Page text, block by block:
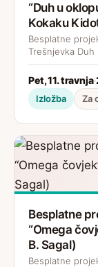
“Duh u
Kokaku
Besplatne
Trešnjevka
Pet, 11. travnja·
Izložba Za
Besplatne
“Omega
B. Sagal)
Besplatne